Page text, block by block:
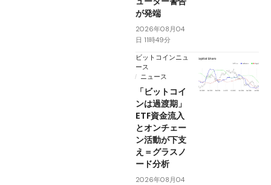
が発端
2026年08月04
日 11時49分
ビットコインニュ
ース
ニュース
「ビットコイ
ンは過渡期」
ETF資金流入
とオンチェー
ン活動が下支
え＝グラスノ
ード分析
2026年08月04